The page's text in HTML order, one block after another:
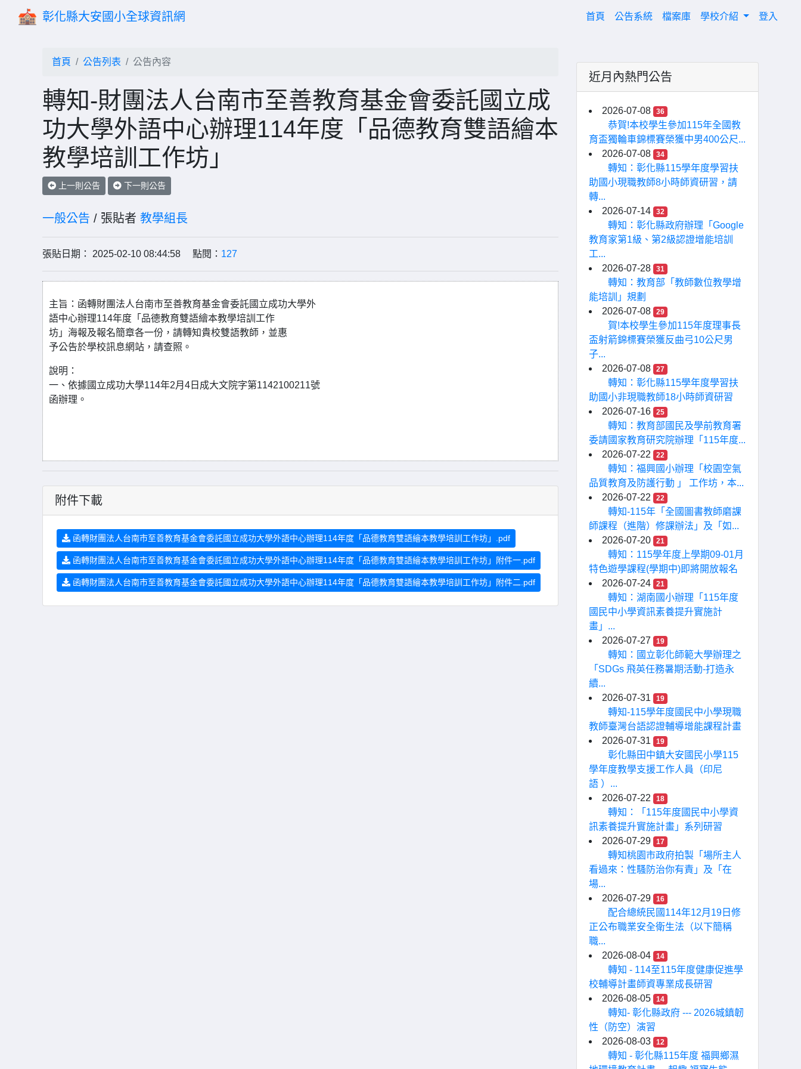
彰化縣大安國小全球資訊網 首頁 (current)
公告系統 檔案庫 學校介紹 登入
首頁 公告列表 公告內容
轉知-財團法人台南市至善教育基金會委託國立成
功大學外語中心辦理114年度「品德教育雙語繪本
教學培訓工作坊」
上一則公告 下一則公告
一般公告 / 張貼者 教學組長
張貼日期： 2025-02-10 08:44:58 點閱： 127
主旨：函轉財團法人台南市至善教育基金會委託國立成功大學外
語中心辦理114年度「品德教育雙語繪本教學培訓工作
坊」海報及報名簡章各一份，請轉知貴校雙語教師，並惠
予公告於學校訊息網站，請查照。
說明：
一、依據國立成功大學114年2月4日成大文院字第1142100211號
函辦理。
附件下載
函轉財團法人台南市至善教育基金會委託國立成功大學外語中心辦理114年度「品德教育雙語繪本教學培訓工作坊」.pdf
函轉財團法人台南市至善教育基金會委託國立成功大學外語中心辦理114年度「品德教育雙語繪本教學培訓工作坊」附件一.pdf
函轉財團法人台南市至善教育基金會委託國立成功大學外語中心辦理114年度「品德教育雙語繪本教學培訓工作坊」附件二.pdf
近月內熱門公告
2026-07-08 36
恭賀!本校學生參加115年全國教
育盃獨輪車錦標賽榮獲中男400公尺...
2026-07-08
34
轉知：彰化縣115學年度學習扶
助國小現職教師8小時師資研習，請
轉...
2026-07-14
32
轉知：彰化縣政府辦理「Google
教育家第1級、第2級認證增能培訓
工...
2026-07-28
31
轉知：教育部「教師數位教學增
能培訓」規劃
2026-07-08
29
賀!本校學生參加115年度理事長
盃射箭錦標賽榮獲反曲弓10公尺男
子...
2026-07-08
27
轉知：彰化縣115學年度學習扶
助國小非現職教師18小時師資研習
2026-07-16
25
轉知：教育部國民及學前教育署
委請國家教育研究院辦理「115年度...
2026-07-22
22
轉知：福興國小辦理「校園空氣
品質教育及防護行動 」 工作坊，本...
2026-07-22
22
轉知-115年「全國圖書教師磨課
師課程（進階）修課辦法」及「如...
2026-07-20
21
轉知：115學年度上學期09-01月
特色遊學課程(學期中)即將開放報名
2026-07-24
21
轉知：湖南國小辦理「115年度
國民中小學資訊素養提升實施計
畫」...
2026-07-27
19
轉知：國立彰化師範大學辦理之
「SDGs 飛英任務暑期活動-打造永
續...
2026-07-31
19
轉知-115學年度國民中小學現職
教師臺灣台語認證輔導增能課程計畫
2026-07-31
19
彰化縣田中鎮大安國民小學115
學年度教學支援工作人員（印尼
語 ）...
2026-07-22
18
轉知：「115年度國民中小學資
訊素養提升實施計畫」系列研習
2026-07-29
17
轉知桃園市政府拍製「場所主人
看過來：性騷防治你有責」及「在
場...
2026-07-29
16
配合總統民國114年12月19日修
正公布職業安全衛生法（以下簡稱
職...
2026-08-04
14
轉知 - 114至115年度健康促進學
校輔導計畫師資專業成長研習
2026-08-05
14
轉知- 彰化縣政府 --- 2026城鎮韌
性（防空）演習
2026-08-03
12
轉知 - 彰化縣115年度 福興鄉濕